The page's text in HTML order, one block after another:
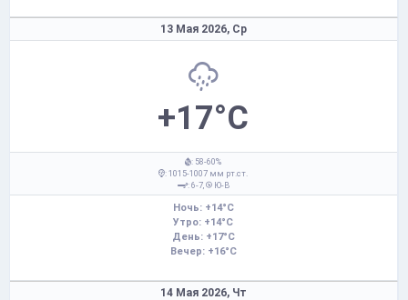
13 Мая 2026, Ср
+17°C
: 58-60%
: 1015-1007 мм рт.ст.
: 6-7,
Ю-В
Ночь: +14°C
Утро: +14°C
День: +17°C
Вечер: +16°C
14 Мая 2026, Чт